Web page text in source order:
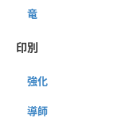
竜
印別
強化
導師